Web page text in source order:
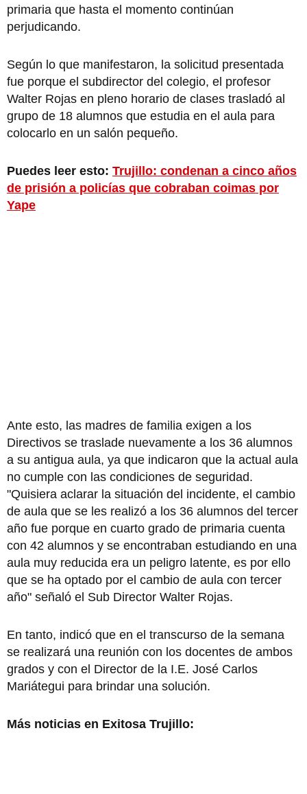
primaria que hasta el momento continúan
perjudicando.
Según lo que manifestaron, la solicitud presentada
fue porque el subdirector del colegio, el profesor
Walter Rojas en pleno horario de clases trasladó al
grupo de 18 alumnos que estudia en el aula para
colocarlo en un salón pequeño.
Puedes leer esto: Trujillo: condenan a cinco años
de prisión a policías que cobraban coimas por
Yape
Ante esto, las madres de familia exigen a los
Directivos se traslade nuevamente a los 36 alumnos
a su antigua aula, ya que indicaron que la actual aula
no cumple con las condiciones de seguridad.
"Quisiera aclarar la situación del incidente, el cambio
de aula que se les realizó a los 36 alumnos del tercer
año fue porque en cuarto grado de primaria cuenta
con 42 alumnos y se encontraban estudiando en una
aula muy reducida era un peligro latente, es por ello
que se ha optado por el cambio de aula con tercer
año" señaló el Sub Director Walter Rojas.
En tanto, indicó que en el transcurso de la semana
se realizará una reunión con los docentes de ambos
grados y con el Director de la I.E. José Carlos
Mariátegui para brindar una solución.
Más noticias en Exitosa Trujillo: